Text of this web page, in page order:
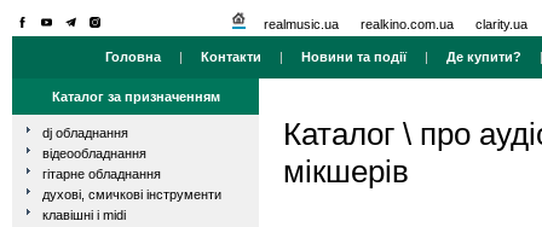
realmusic.ua realkino.com.ua clarity.ua
Головна | Контакти | Новини та події| Де купити?
Каталог за призначенням
dj обладнання
відеообладнання
гітарне обладнання
духові, смичкові інструменти
клавішні і midi
Каталог \ про
мікшерів